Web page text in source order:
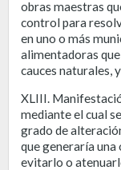
obras maestras
control para
en uno o más
alimentadoras
cauces naturales,
XLIII.
mediante el cual
grado de
que generaría
evitarlo o